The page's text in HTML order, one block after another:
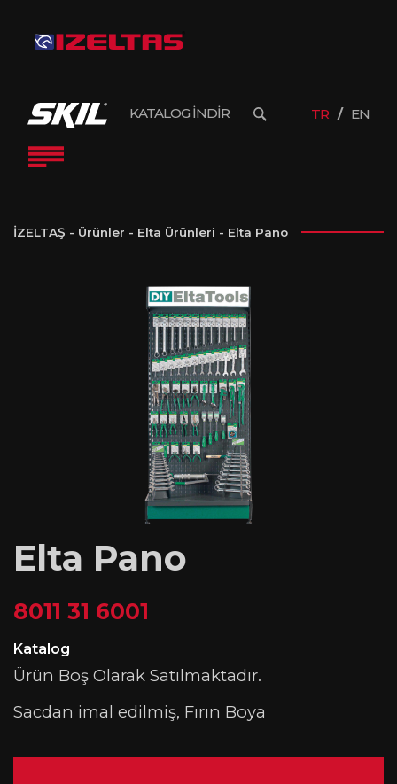
KATALOG İNDİR TR EN
İZELTAŞ - Ürünler - Elta Ürünleri - Elta Pano
Elta Pano
8011 31 6001
Katalog
Ürün Boş Olarak Satılmaktadır.
Sacdan imal edilmiş, Fırın Boya